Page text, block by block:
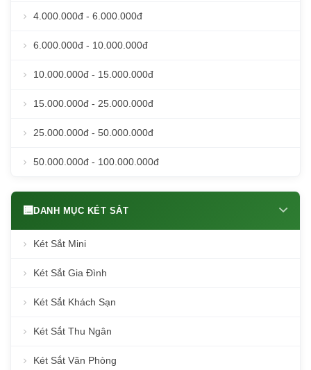
4.000.000đ - 6.000.000đ
6.000.000đ - 10.000.000đ
10.000.000đ - 15.000.000đ
15.000.000đ - 25.000.000đ
25.000.000đ - 50.000.000đ
50.000.000đ - 100.000.000đ
DANH MỤC KÉT SẮT
Két Sắt Mini
Két Sắt Gia Đình
Két Sắt Khách Sạn
Két Sắt Thu Ngân
Két Sắt Văn Phòng